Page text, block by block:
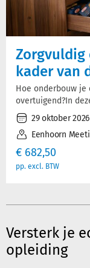
Zorgvuldig
kader van
Hoe onderbouw
overtuigend?In
29 oktober 2026
Eenhoorn
pp. excl. BTW
€ 682,50
Versterk je
opleiding